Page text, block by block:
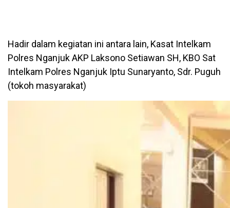
Hadir dalam kegiatan ini antara lain, Kasat Intelkam
Polres Nganjuk AKP Laksono Setiawan SH, KBO Sat
Intelkam Polres Nganjuk Iptu Sunaryanto, Sdr. Puguh
(tokoh masyarakat)